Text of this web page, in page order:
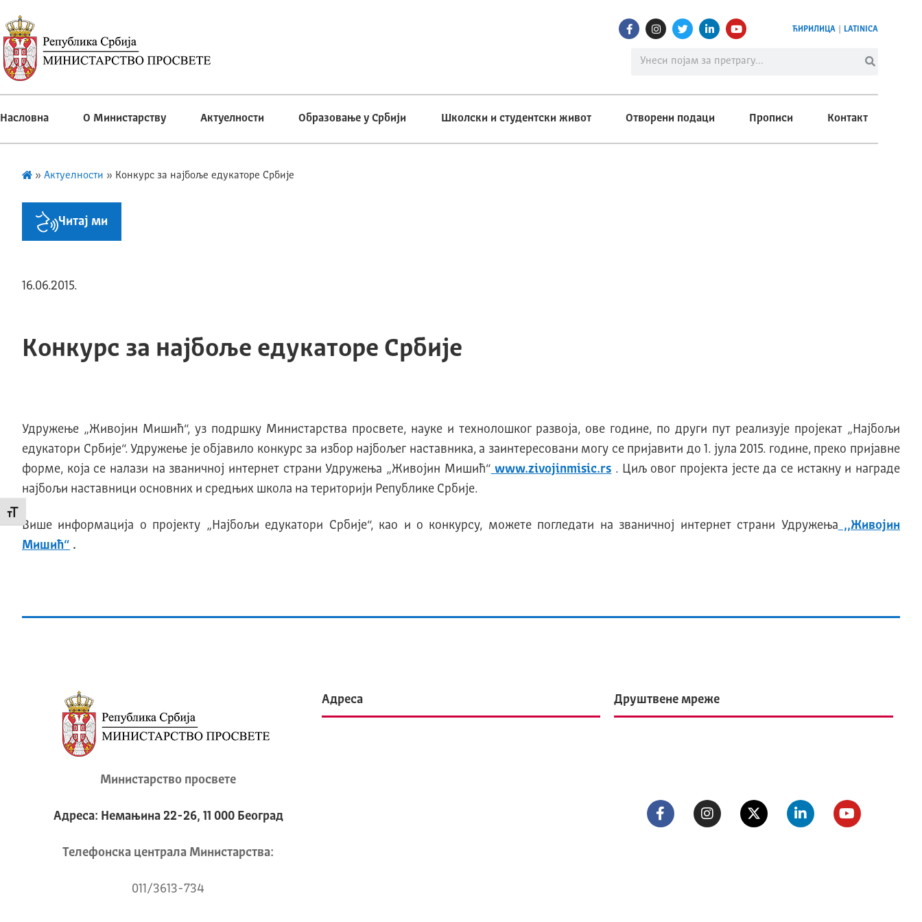
Промени величину слова
ЋИРИЛИЦА LATINICA
Насловна О Министарству Актуелности Образовање у Србији Школски и студентски живот Отворени подаци Прописи Контакт
» Актуелности » Конкурс за најбоље едукаторе Србије
Читај ми
16.06.2015.
Конкурс за најбоље едукаторе Србије
Удружење „Живојин Мишић“, уз подршку Министарства просвете, науке и технолошког развоја, ове године, по други пут реализује пројекат „Најбољи
едукатори Србије“. Удружење је објавило конкурс за избор најбољег наставника, а заинтересовани могу се пријавити до 1. јула 2015. године, преко пријавне
форме, која се налази на званичној интернет страни Удружења „Живојин Мишић“ www.zivojinmisic.rs . Циљ овог пројекта јесте да се истакну и награде
најбољи наставници основних и средњих школа на територији Републике Србије.
Више информација о пројекту „Најбољи едукатори Србије“, као и о конкурсу, можете погледати на званичној интернет страни Удружења ,,Живојин
Мишић“ .
Министарство просвете
Адреса: Немањина 22-26, 11 000 Београд
Телeфонска централа Mинистарства:
011/3613-734
Адреса Друштвене мреже